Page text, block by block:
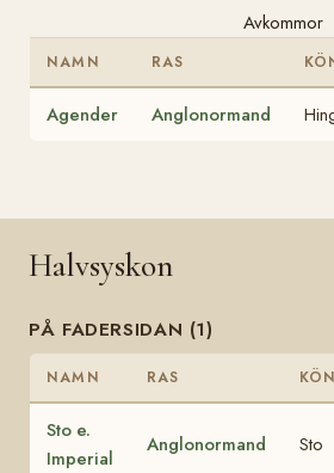
Avkommor
NAMN RAS
Agender Anglonormand
Halvsyskon
PÅ FADERSIDAN (1)
NAMN RAS KÖN
Sto e.
Imperial
Anglonormand Sto